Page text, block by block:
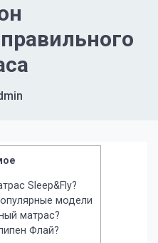
Sleep&Fly?
модели
матрас?
Флай?